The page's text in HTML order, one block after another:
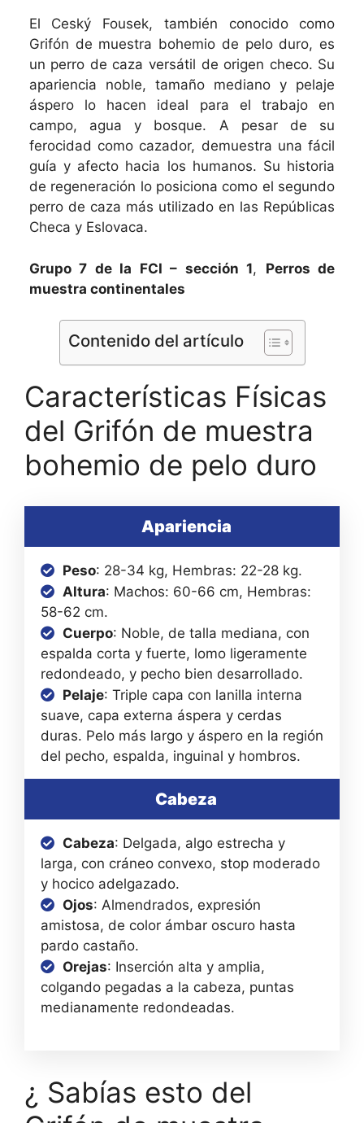
El Ceský Fousek, también conocido como
Grifón de muestra bohemio de pelo duro, es
un perro de caza versátil de origen checo. Su
apariencia noble, tamaño mediano y pelaje
áspero lo hacen ideal para el trabajo en
campo, agua y bosque. A pesar de su
ferocidad como cazador, demuestra una fácil
guía y afecto hacia los humanos. Su historia
de regeneración lo posiciona como el segundo
perro de caza más utilizado en las Repúblicas
Checa y Eslovaca.
Grupo 7 de la FCI – sección 1, Perros de
muestra continentales
Contenido del artículo
Características Físicas
del Grifón de muestra
bohemio de pelo duro
Apariencia
Peso: 28-34 kg, Hembras: 22-28 kg.
Altura: Machos: 60-66 cm, Hembras:
58-62 cm.
Cuerpo: Noble, de talla mediana, con
espalda corta y fuerte, lomo ligeramente
redondeado, y pecho bien desarrollado.
Pelaje: Triple capa con lanilla interna
suave, capa externa áspera y cerdas
duras. Pelo más largo y áspero en la región
del pecho, espalda, inguinal y hombros.
Cabeza
Cabeza: Delgada, algo estrecha y
larga, con cráneo convexo, stop moderado
y hocico adelgazado.
Ojos: Almendrados, expresión
amistosa, de color ámbar oscuro hasta
pardo castaño.
Orejas: Inserción alta y amplia,
colgando pegadas a la cabeza, puntas
medianamente redondeadas.
¿ Sabías esto del